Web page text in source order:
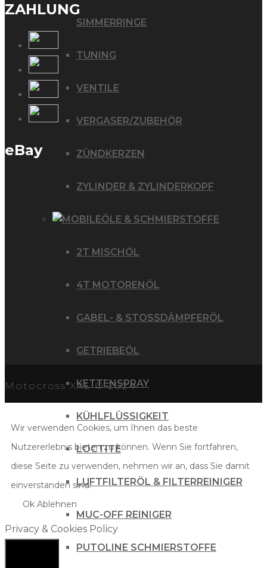
SIMMERRINGE
TUNING
VENTILE
VERGASER/ZUBEHÖR
ZÜNDKERZEN
ZYLINDER & ZYLINDERKOPF
ÖLE & SCHMIERSTOFFE
2T MISCHÖL
4T MOTORENÖL
GABEL- & STOSSDÄMPFERÖL
GETRIEBEÖL
KETTENSPRAY
KÜHLFLÜSSIGKEIT
LOCTITE
LUFTFILTERÖL & FILTERREINIGER
MUC-OFF REINIGER
PUTOLINE SCHMIERSTOFFE
ZAHLUNG
eBay
Motocross XXL © 2024
Wir verwenden Cookies, um Ihnen das beste
Nutzererlebnis bieten zu können. Wenn Sie fortfahren,
diese Seite zu verwenden, nehmen wir an, dass Sie damit
einverstanden sind.
Ok Ablehnen
Privacy & Cookies Policy